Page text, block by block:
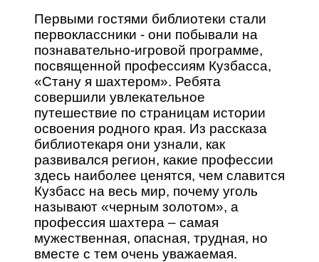
Первыми гостями библиотеки стали
первоклассники - они побывали на
познавательно-игровой программе,
посвященной профессиям Кузбасса,
«Стану я шахтером». Ребята
совершили увлекательное
путешествие по страницам истории
освоения родного края. Из рассказа
библиотекаря они узнали, как
развивался регион, какие профессии
здесь наиболее ценятся, чем славится
Кузбасс на весь мир, почему уголь
называют «черным золотом», а
профессия шахтера – самая
мужественная, опасная, трудная, но
вместе с тем очень уважаемая.